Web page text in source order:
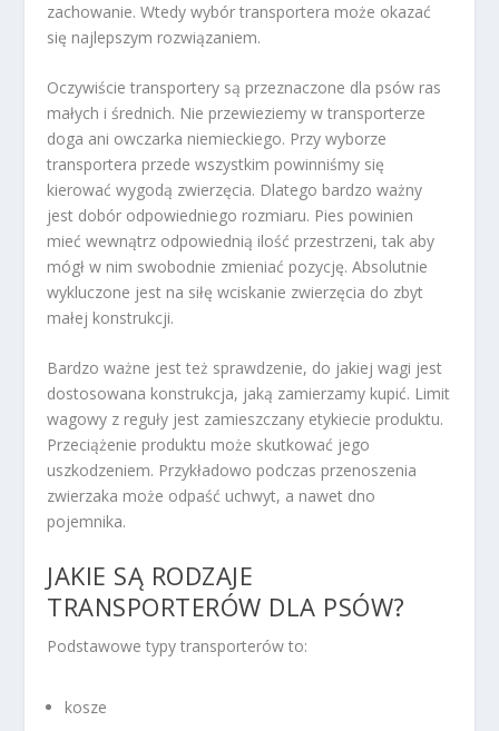
zachowanie. Wtedy wybór transportera może okazać
się najlepszym rozwiązaniem.
Oczywiście transportery są przeznaczone dla psów ras
małych i średnich. Nie przewieziemy w transporterze
doga ani owczarka niemieckiego. Przy wyborze
transportera przede wszystkim powinniśmy się
kierować wygodą zwierzęcia. Dlatego bardzo ważny
jest dobór odpowiedniego rozmiaru. Pies powinien
mieć wewnątrz odpowiednią ilość przestrzeni, tak aby
mógł w nim swobodnie zmieniać pozycję. Absolutnie
wykluczone jest na siłę wciskanie zwierzęcia do zbyt
małej konstrukcji.
Bardzo ważne jest też sprawdzenie, do jakiej wagi jest
dostosowana konstrukcja, jaką zamierzamy kupić. Limit
wagowy z reguły jest zamieszczany etykiecie produktu.
Przeciążenie produktu może skutkować jego
uszkodzeniem. Przykładowo podczas przenoszenia
zwierzaka może odpaść uchwyt, a nawet dno
pojemnika.
JAKIE SĄ RODZAJE
TRANSPORTERÓW DLA PSÓW?
Podstawowe typy transporterów to:
kosze